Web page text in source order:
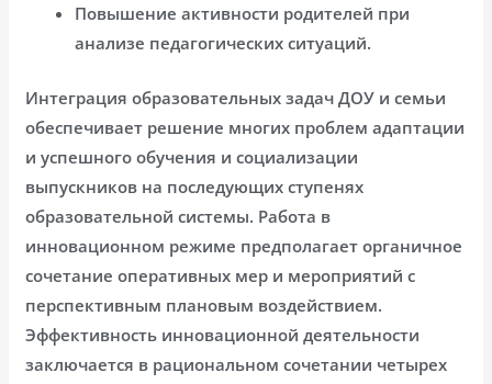
Повышение активности родителей при
анализе педагогических ситуаций.
Интеграция образовательных задач ДОУ и семьи
обеспечивает решение многих проблем адаптации
и успешного обучения и социализации
выпускников на последующих ступенях
образовательной системы. Работа в
инновационном режиме предполагает органичное
сочетание оперативных мер и мероприятий с
перспективным плановым воздействием.
Эффективность инновационной деятельности
заключается в рациональном сочетании четырех